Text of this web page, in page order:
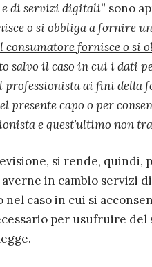
di servizi digitali” sono
o si obbliga a fornire
consumatore fornisce o si
salvo il caso in cui i dati
professionista ai fini
presente capo o per
e quest’ultimo non
si rende, quindi,
in cambio servizi
nel caso in cui si
per usufruire del